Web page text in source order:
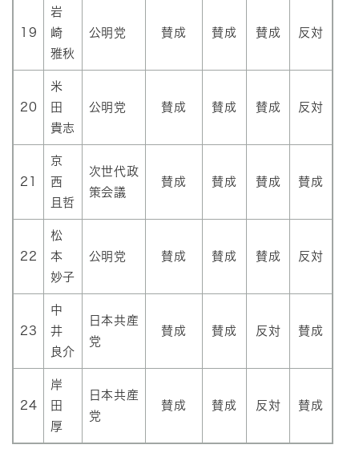
19
岩
崎
雅秋
公明党 賛成 賛成 賛成 反対
20
米
田
貴志
公明党 賛成 賛成 賛成 反対
21
京
西
且哲
次世代政
策会議
賛成 賛成 賛成 賛成
22
松
本
妙子
公明党 賛成 賛成 賛成 反対
23
中
井
良介
日本共産
党
賛成 賛成 反対 賛成
24
岸
田
厚
日本共産
党
賛成 賛成 反対 賛成